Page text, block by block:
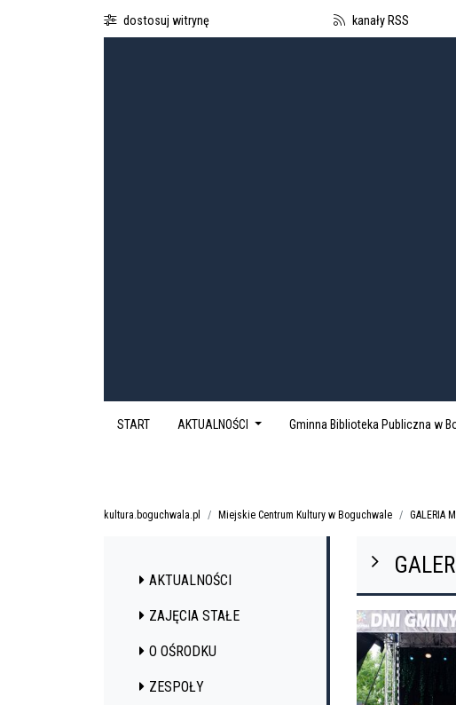
dostosuj witrynę kanały RSS
START AKTUALNOŚCI Gminna Biblioteka Publiczna w
kultura.boguchwala.pl Miejskie Centrum Kultury w Boguchwale GALERIA
AKTUALNOŚCI
ZAJĘCIA STAŁE
O OŚRODKU
ZESPOŁY